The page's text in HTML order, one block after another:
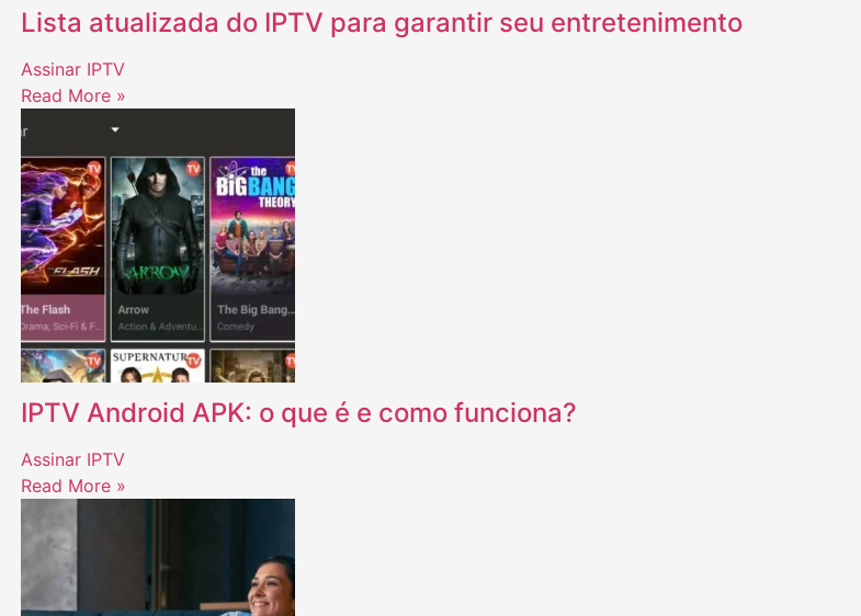
Lista atualizada do IPTV para garantir seu entretenimento
Assinar IPTV
Read More »
IPTV Android APK: o que é e como funciona?
Assinar IPTV
Read More »